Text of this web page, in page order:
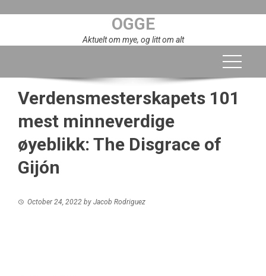
OGGE
Aktuelt om mye, og litt om alt
Verdensmesterskapets 101
mest minneverdige
øyeblikk: The Disgrace of
Gijón
October 24, 2022 by Jacob Rodriguez